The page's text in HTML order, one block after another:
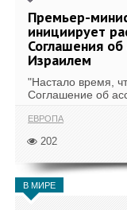
Премьер-
инициирует
Соглашения
Израилем
"Настало время,
Соглашение об
ЕВРОПА
202
В МИРЕ